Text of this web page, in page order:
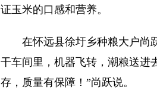
证玉米的口感和营养。
在怀远县徐圩乡种粮大户尚跃
干车间里，机器飞转，潮粮送进
存，质量有保障！”尚跃说。